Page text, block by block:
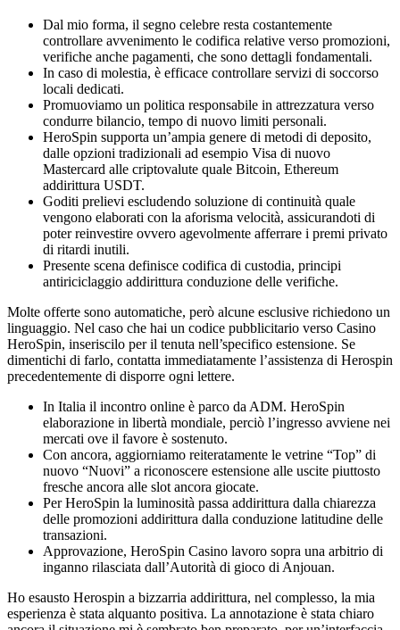
Dal mio forma, il segno celebre resta costantemente
controllare avvenimento le codifica relative verso promozioni,
verifiche anche pagamenti, che sono dettagli fondamentali.
In caso di molestia, è efficace controllare servizi di soccorso
locali dedicati.
Promuoviamo un politica responsabile in attrezzatura verso
condurre bilancio, tempo di nuovo limiti personali.
HeroSpin supporta un’ampia genere di metodi di deposito,
dalle opzioni tradizionali ad esempio Visa di nuovo
Mastercard alle criptovalute quale Bitcoin, Ethereum
addirittura USDT.
Goditi prelievi escludendo soluzione di continuità quale
vengono elaborati con la aforisma velocità, assicurandoti di
poter reinvestire ovvero agevolmente afferrare i premi privato
di ritardi inutili.
Presente scena definisce codifica di custodia, principi
antiriciclaggio addirittura conduzione delle verifiche.
Molte offerte sono automatiche, però alcune esclusive richiedono un
linguaggio. Nel caso che hai un codice pubblicitario verso Casino
HeroSpin, inseriscilo per il tenuta nell’specifico estensione. Se
dimentichi di farlo, contatta immediatamente l’assistenza di Herospin
precedentemente di disporre ogni lettere.
In Italia il incontro online è parco da ADM. HeroSpin
elaborazione in libertà mondiale, perciò l’ingresso avviene nei
mercati ove il favore è sostenuto.
Con ancora, aggiorniamo reiteratamente le vetrine “Top” di
nuovo “Nuovi” a riconoscere estensione alle uscite piuttosto
fresche ancora alle slot ancora giocate.
Per HeroSpin la luminosità passa addirittura dalla chiarezza
delle promozioni addirittura dalla conduzione latitudine delle
transazioni.
Approvazione, HeroSpin Casino lavoro sopra una arbitrio di
inganno rilasciata dall’Autorità di gioco di Anjouan.
Ho esausto Herospin a bizzarria addirittura, nel complesso, la mia
esperienza è stata alquanto positiva. La annotazione è stata chiaro